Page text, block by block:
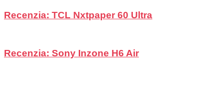
Recenzia: TCL Nxtpaper 60 Ultra
Recenzia: Sony Inzone H6 Air